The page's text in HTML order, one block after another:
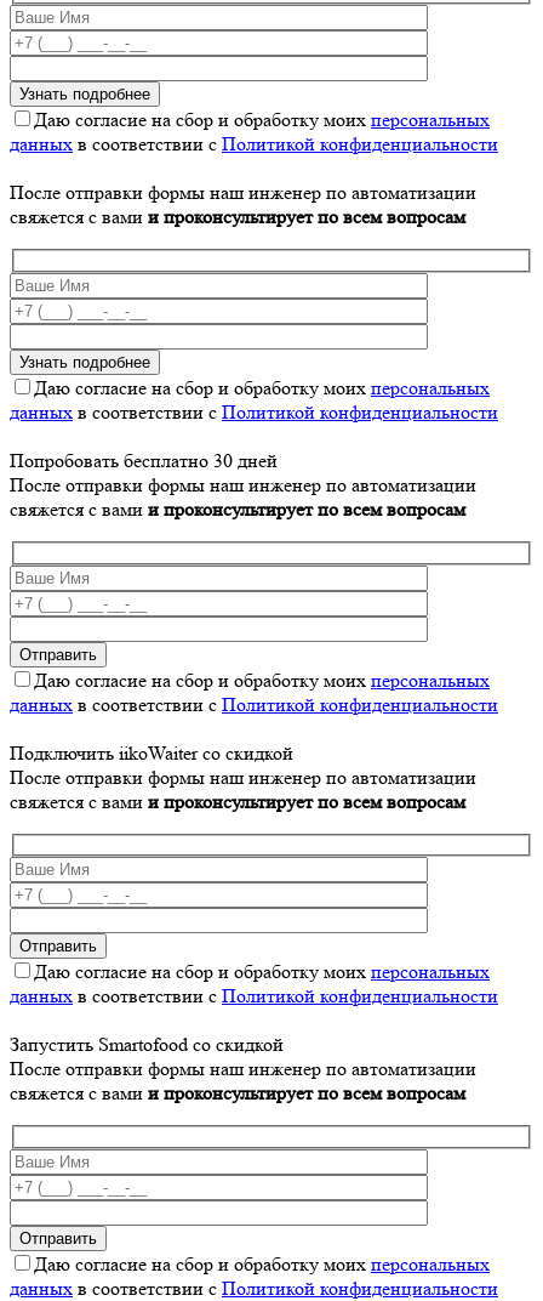
Даю согласие на сбор и обработку моих персональных
данных в соответствии с Политикой конфиденциальности
После отправки формы наш инженер по автоматизации
свяжется с вами и проконсультирует по всем вопросам
Даю согласие на сбор и обработку моих персональных
данных в соответствии с Политикой конфиденциальности
Попробовать бесплатно 30 дней
После отправки формы наш инженер по автоматизации
свяжется с вами и проконсультирует по всем вопросам
Даю согласие на сбор и обработку моих персональных
данных в соответствии с Политикой конфиденциальности
Подключить iikoWaiter со скидкой
После отправки формы наш инженер по автоматизации
свяжется с вами и проконсультирует по всем вопросам
Даю согласие на сбор и обработку моих персональных
данных в соответствии с Политикой конфиденциальности
Запустить Smartofood со скидкой
После отправки формы наш инженер по автоматизации
свяжется с вами и проконсультирует по всем вопросам
Даю согласие на сбор и обработку моих персональных
данных в соответствии с Политикой конфиденциальности